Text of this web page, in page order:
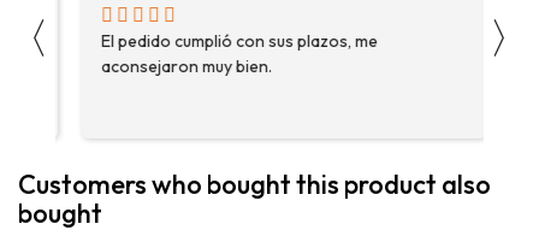
〈
El pedido cumplió con sus plazos, me
aconsejaron muy bien.
〉
Customers who bought this product also
bought